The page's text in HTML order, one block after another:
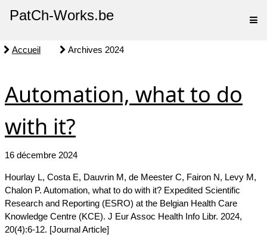
PatCh-Works.be
Accueil Archives 2024
Automation, what to do
with it?
16 décembre 2024
Hourlay L, Costa E, Dauvrin M, de Meester C, Fairon N, Levy M,
Chalon P. Automation, what to do with it? Expedited Scientific
Research and Reporting (ESRO) at the Belgian Health Care
Knowledge Centre (KCE). J Eur Assoc Health Info Libr. 2024,
20(4):6-12. [Journal Article]